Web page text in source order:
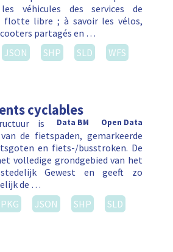
véhicules des services de
flotte libre ; à savoir les vélos,
partagés en …
JSON SHP SLD
WFS
cyclables
Open Data
Data BM
is
de fietspaden, gemarkeerde
en fiets-/busstroken. De
volledige grondgebied van het
Gewest en geeft zo
de …
JSON SHP
SLD